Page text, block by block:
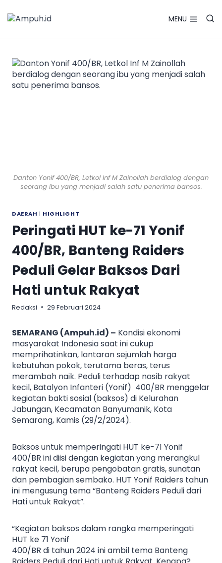
to
content
MENU
Danton Yonif 400/BR, Letkol Inf M Zainollah berdialog dengan
seorang ibu yang menjadi salah satu penerima bansos.
DAERAH | HIGHLIGHT
Peringati HUT ke-71 Yonif
400/BR, Banteng Raiders
Peduli Gelar Baksos Dari
Hati untuk Rakyat
Redaksi 29 Februari 2024
SEMARANG (Ampuh.id) – Kondisi ekonomi
masyarakat Indonesia saat ini cukup
memprihatinkan, lantaran sejumlah harga
kebutuhan pokok, terutama beras, terus
merambah naik. Peduli terhadap nasib rakyat
kecil, Batalyon Infanteri (Yonif) 400/BR menggelar
kegiatan bakti sosial (baksos) di Kelurahan
Jabungan, Kecamatan Banyumanik, Kota
Semarang, Kamis (29/2/2024).
Baksos untuk memperingati HUT ke-71 Yonif
400/BR ini diisi dengan kegiatan yang merangkul
rakyat kecil, berupa pengobatan gratis, sunatan
dan pembagian sembako. HUT Yonif Raiders tahun
ini mengusung tema “Banteng Raiders Peduli dari
Hati untuk Rakyat”.
“Kegiatan baksos dalam rangka memperingati
HUT ke 71 Yonif
400/BR di tahun 2024 ini ambil tema Banteng